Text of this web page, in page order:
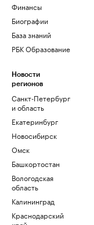
Финансы
Биографии
База знаний
РБК Образование
Новости
регионов
Санкт-Петербург
и область
Екатеринбург
Новосибирск
Омск
Башкортостан
Вологодская
область
Калининград
Краснодарский